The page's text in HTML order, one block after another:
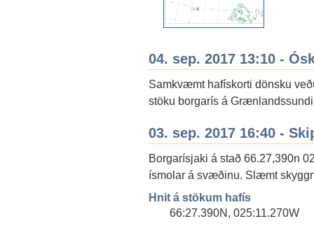
04. sep. 2017 13:10 -
Samkvæmt hafískorti dönsku
stöku borgarís á
03. sep. 2017 16:40 -
Borgarísjaki á stað 66.27,390n
ísmolar á svæðinu. Slæmt
Hnit á stökum hafís
66:27.390N, 025:11.270W